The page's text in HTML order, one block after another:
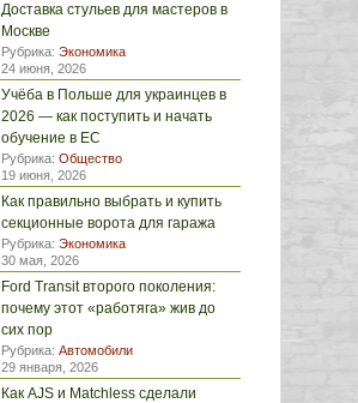
Доставка стульев для мастеров в
Москве
Рубрика: Экономика
24 июня, 2026
Учёба в Польше для украинцев в
2026 — как поступить и начать
обучение в ЕС
Рубрика: Общество
19 июня, 2026
Как правильно выбрать и купить
секционные ворота для гаража
Рубрика: Экономика
30 мая, 2026
Ford Transit второго поколения:
почему этот «работяга» жив до
сих пор
Рубрика: Автомобили
29 января, 2026
Как AJS и Matchless сделали